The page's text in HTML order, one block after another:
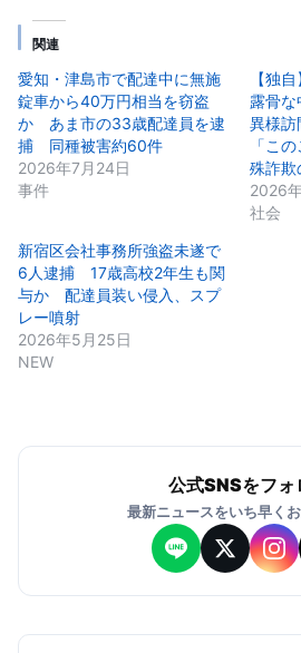
関連
愛知・津島市で配達中に無施
錠車から40万円相当を窃盗
か あま市の33歳配達員を逮
捕 同種被害約60件
2026年7月24日
事件
【独
露骨
異様
「こ
殊詐欺
2026
社会
新宿区会社事務所強盗未遂で
6人逮捕 17歳高校2年生も関
与か 配達員装い侵入、スプ
レー噴射
2026年5月25日
NEW
公式SNSをフォ
最新ニュースをいち早く